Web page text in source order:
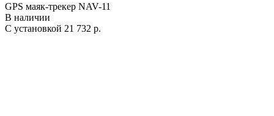
GPS маяк-трекер NAV-11
В наличии
С установкой 21 732 р.